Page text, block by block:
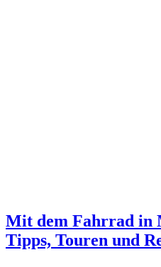
Mit dem Fahrrad in
Tipps, Touren und